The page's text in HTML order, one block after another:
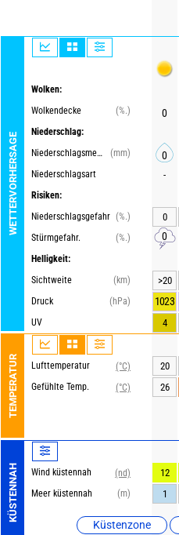
WETTERVORHERSAGE
Wolken:
Wolkendecke
(%.)
Niederschlag:
Niederschlagsmenge
(mm)
Niederschlagsart
Risiken:
Niederschlagsgefahr (%.)
Stürmgefahr.
(%.)
Helligkeit:
Sichtweite
(km)
Druck
(hPa)
UV
TEMPERATUR Lufttemperatur
(°C)
Gefühlte Temp.
(°C)
KÜSTENNAH Wind küstennah
(nd)
Meer küstennah
(m)
Küstenzone
0
0
-
0
0
>20
1023
4
20
26
12
1